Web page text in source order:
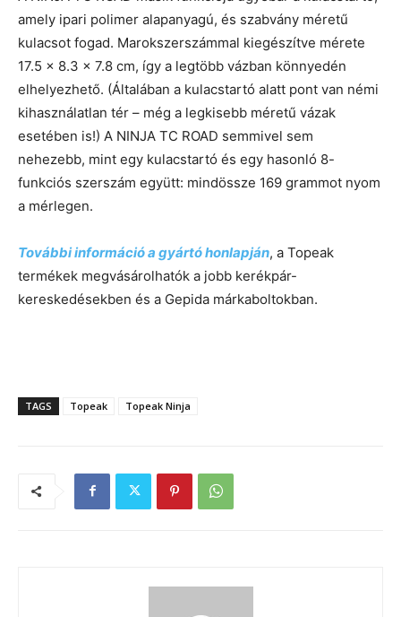
amely ipari polimer alapanyagú, és szabvány méretű
kulacsot fogad. Marokszerszámmal kiegészítve mérete
17.5 x 8.3 x 7.8 cm, így a legtöbb vázban könnyedén
elhelyezhető. (Általában a kulacstartó alatt pont van némi
kihasználatlan tér – még a legkisebb méretű vázak
esetében is!) A NINJA TC ROAD semmivel sem
nehezebb, mint egy kulacstartó és egy hasonló 8-
funkciós szerszám együtt: mindössze 169 grammot nyom
a mérlegen.
További információ a gyártó honlapján, a Topeak
termékek megvásárolhatók a jobb kerékpár-
kereskedésekben és a Gepida márkaboltokban.
TAGS Topeak Topeak Ninja